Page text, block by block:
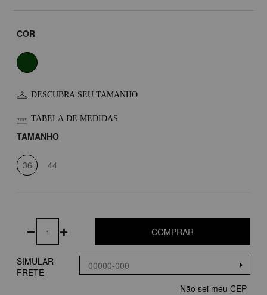
COR
DESCUBRA SEU TAMANHO
TABELA DE MEDIDAS
TAMANHO
36 44
COMPRAR
SIMULAR
FRETE
Não sei meu CEP